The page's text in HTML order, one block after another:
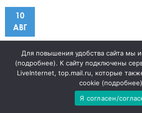
10
АВГ
Что ждёт
1 сентября: новые
Для повышения удобства сайта мы
(подробнее). К сайту подключены
LiveInternet, top.mail.ru, которые
cookie (подробнее
Я согласен/